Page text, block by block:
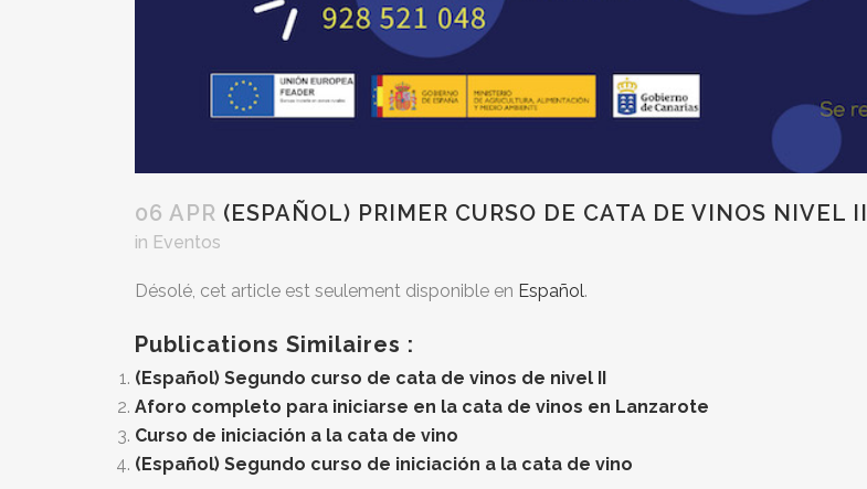
06 APR (ESPAÑOL) PRIMER CURSO DE CATA DE VINOS NIVEL II
in Eventos
Désolé, cet article est seulement disponible en Español.
Publications Similaires :
(Español) Segundo curso de cata de vinos de nivel II
Aforo completo para iniciarse en la cata de vinos en Lanzarote
Curso de iniciación a la cata de vino
(Español) Segundo curso de iniciación a la cata de vino